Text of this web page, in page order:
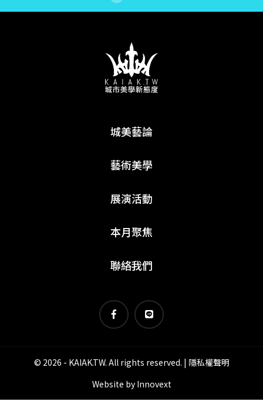
城美藝論
藝術美學
展演活動
本月聚焦
聯絡我們
© 2026 - KAIAK.TW. All rights reserved. | 隱私權聲明
Website by Innovext